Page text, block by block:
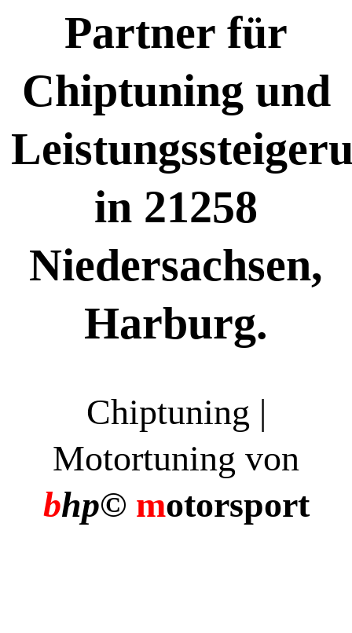
Partner für
Chiptuning und
in 21258
Niedersachsen,
Harburg.
Chiptuning |
Motortuning von
bhp© motorsport